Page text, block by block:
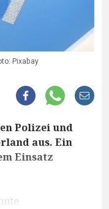
Pixabay
Polizei und
aus. Ein
Einsatz